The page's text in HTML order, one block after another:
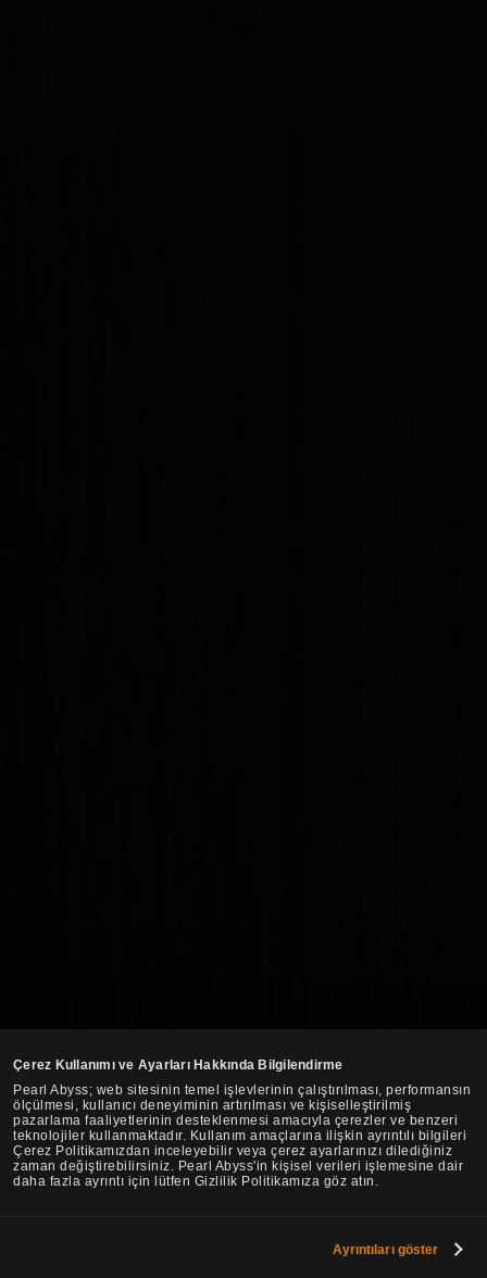
Çerez Kullanımı ve Ayarları Hakkında Bilgilendirme
Pearl Abyss; web sitesinin temel işlevlerinin çalıştırılması, performansın
ölçülmesi, kullanıcı deneyiminin artırılması ve kişiselleştirilmiş
pazarlama faaliyetlerinin desteklenmesi amacıyla çerezler ve benzeri
teknolojiler kullanmaktadır. Kullanım amaçlarına ilişkin ayrıntılı bilgileri
Çerez Politikamızdan inceleyebilir veya çerez ayarlarınızı dilediğiniz
zaman değiştirebilirsiniz. Pearl Abyss'in kişisel verileri işlemesine dair
daha fazla ayrıntı için lütfen Gizlilik Politikamıza göz atın.
Ayrıntıları göster